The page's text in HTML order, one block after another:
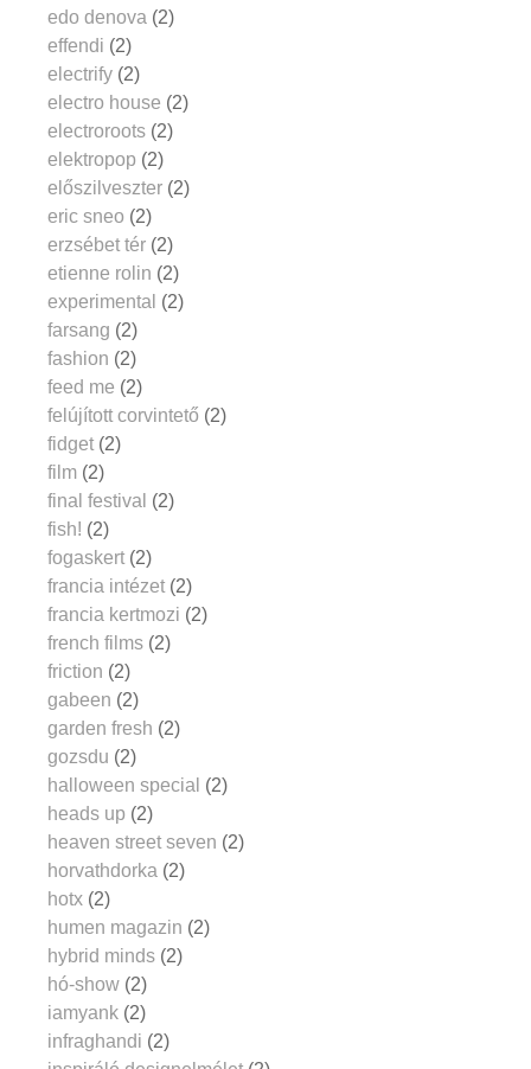
edo denova (2)
effendi (2)
electrify (2)
electro house (2)
electroroots (2)
elektropop (2)
előszilveszter (2)
eric sneo (2)
erzsébet tér (2)
etienne rolin (2)
experimental (2)
farsang (2)
fashion (2)
feed me (2)
felújított corvintető (2)
fidget (2)
film (2)
final festival (2)
fish! (2)
fogaskert (2)
francia intézet (2)
francia kertmozi (2)
french films (2)
friction (2)
gabeen (2)
garden fresh (2)
gozsdu (2)
halloween special (2)
heads up (2)
heaven street seven (2)
horvathdorka (2)
hotx (2)
humen magazin (2)
hybrid minds (2)
hó-show (2)
iamyank (2)
infraghandi (2)